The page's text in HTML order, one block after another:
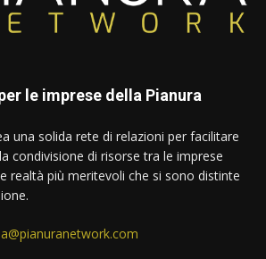
le imprese della Pianura
una solida rete di relazioni per facilitare
condivisione di risorse tra le imprese
realtà più meritevoli che si sono distinte